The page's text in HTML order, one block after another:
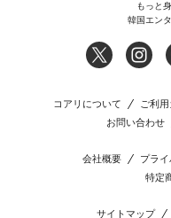
もっと
韓国エン
コアリについて ご利
お問い合わせ
会社概要 プラ
特定
サイトマップ